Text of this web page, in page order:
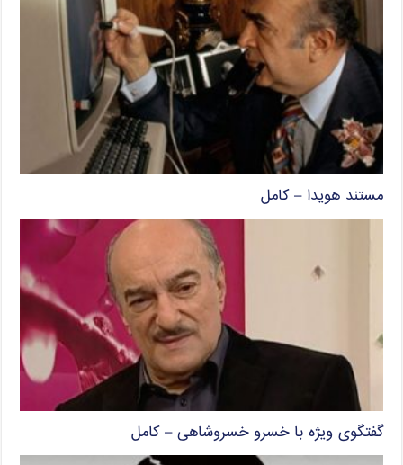
مستند هویدا – کامل
گفتگوی ویژه با خسرو خسروشاهی – کامل